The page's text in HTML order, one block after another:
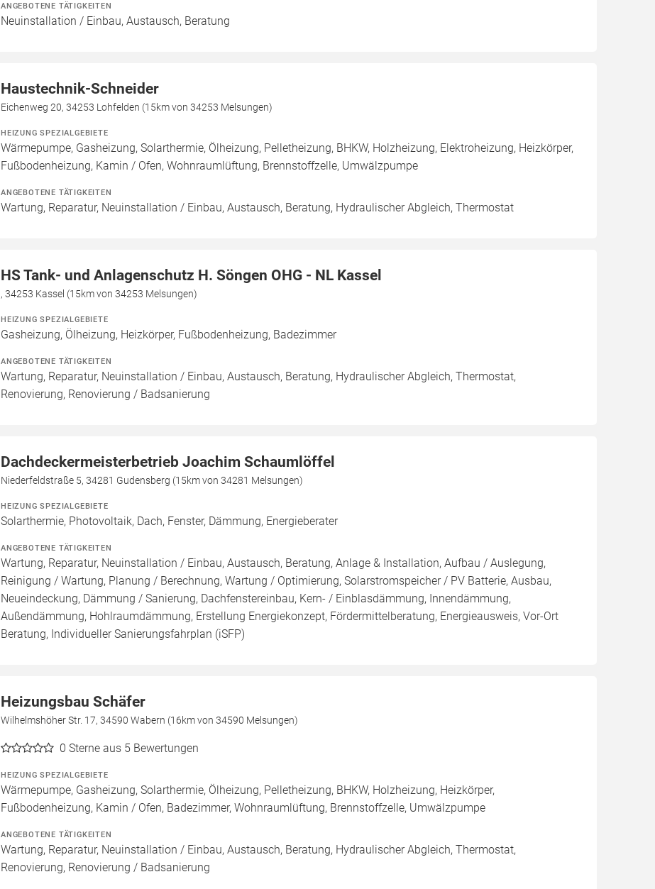
ANGEBOTENE TÄTIGKEITEN
Neuinstallation / Einbau, Austausch, Beratung
Haustechnik-Schneider
Eichenweg 20, 34253 Lohfelden (15km von 34253 Melsungen)
HEIZUNG SPEZIALGEBIETE
Wärmepumpe, Gasheizung, Solarthermie, Ölheizung, Pelletheizung, BHKW, Holzheizung, Elektroheizung, Heizkörper,
Fußbodenheizung, Kamin / Ofen, Wohnraumlüftung, Brennstoffzelle, Umwälzpumpe
ANGEBOTENE TÄTIGKEITEN
Wartung, Reparatur, Neuinstallation / Einbau, Austausch, Beratung, Hydraulischer Abgleich, Thermostat
HS Tank- und Anlagenschutz H. Söngen OHG - NL Kassel
, 34253 Kassel (15km von 34253 Melsungen)
HEIZUNG SPEZIALGEBIETE
Gasheizung, Ölheizung, Heizkörper, Fußbodenheizung, Badezimmer
ANGEBOTENE TÄTIGKEITEN
Wartung, Reparatur, Neuinstallation / Einbau, Austausch, Beratung, Hydraulischer Abgleich, Thermostat,
Renovierung, Renovierung / Badsanierung
Dachdeckermeisterbetrieb Joachim Schaumlöffel
Niederfeldstraße 5, 34281 Gudensberg (15km von 34281 Melsungen)
HEIZUNG SPEZIALGEBIETE
Solarthermie, Photovoltaik, Dach, Fenster, Dämmung, Energieberater
ANGEBOTENE TÄTIGKEITEN
Wartung, Reparatur, Neuinstallation / Einbau, Austausch, Beratung, Anlage & Installation, Aufbau / Auslegung,
Reinigung / Wartung, Planung / Berechnung, Wartung / Optimierung, Solarstromspeicher / PV Batterie, Ausbau,
Neueindeckung, Dämmung / Sanierung, Dachfenstereinbau, Kern- / Einblasdämmung, Innendämmung,
Außendämmung, Hohlraumdämmung, Erstellung Energiekonzept, Fördermittelberatung, Energieausweis, Vor-Ort
Beratung, Individueller Sanierungsfahrplan (iSFP)
Heizungsbau Schäfer
Wilhelmshöher Str. 17, 34590 Wabern (16km von 34590 Melsungen)
0 Sterne aus 5 Bewertungen
HEIZUNG SPEZIALGEBIETE
Wärmepumpe, Gasheizung, Solarthermie, Ölheizung, Pelletheizung, BHKW, Holzheizung, Heizkörper,
Fußbodenheizung, Kamin / Ofen, Badezimmer, Wohnraumlüftung, Brennstoffzelle, Umwälzpumpe
ANGEBOTENE TÄTIGKEITEN
Wartung, Reparatur, Neuinstallation / Einbau, Austausch, Beratung, Hydraulischer Abgleich, Thermostat,
Renovierung, Renovierung / Badsanierung